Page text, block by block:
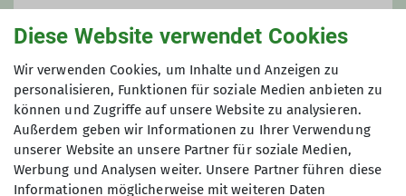
Johann Rausch
+49-8223-3513
+49-172-63 31 139
Maximale Teilnehmeranzahl
Diese Website verwendet Cookies
Wir verwenden Cookies, um Inhalte und Anzeigen zu
personalisieren, Funktionen für soziale Medien anbieten zu
können und Zugriffe auf unsere Website zu analysieren.
Außerdem geben wir Informationen zu Ihrer Verwendung
unserer Website an unsere Partner für soziale Medien,
Werbung und Analysen weiter. Unsere Partner führen diese
Informationen möglicherweise mit weiteren Daten